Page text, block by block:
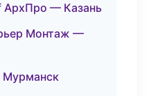
АрхПро — Казань
Монтаж —